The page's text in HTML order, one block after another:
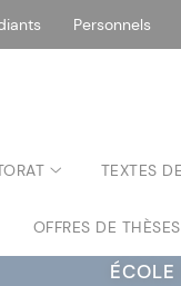
Personnels
TEXTES
OFFRES DE